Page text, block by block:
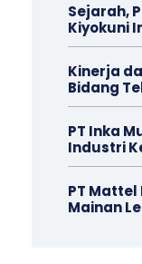
Sejarah,
Kiyokuni
Kinerja
Bidang
PT Inka
Industri
PT
Mainan